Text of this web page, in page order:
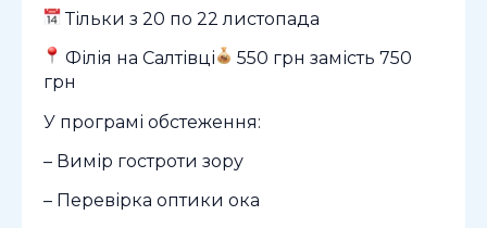
Тільки з 20 по 22 листопада
Філія на Салтівці
550 грн замість 750
грн
У програмі обстеження:
– Вимір гостроти зору
– Перевірка оптики ока